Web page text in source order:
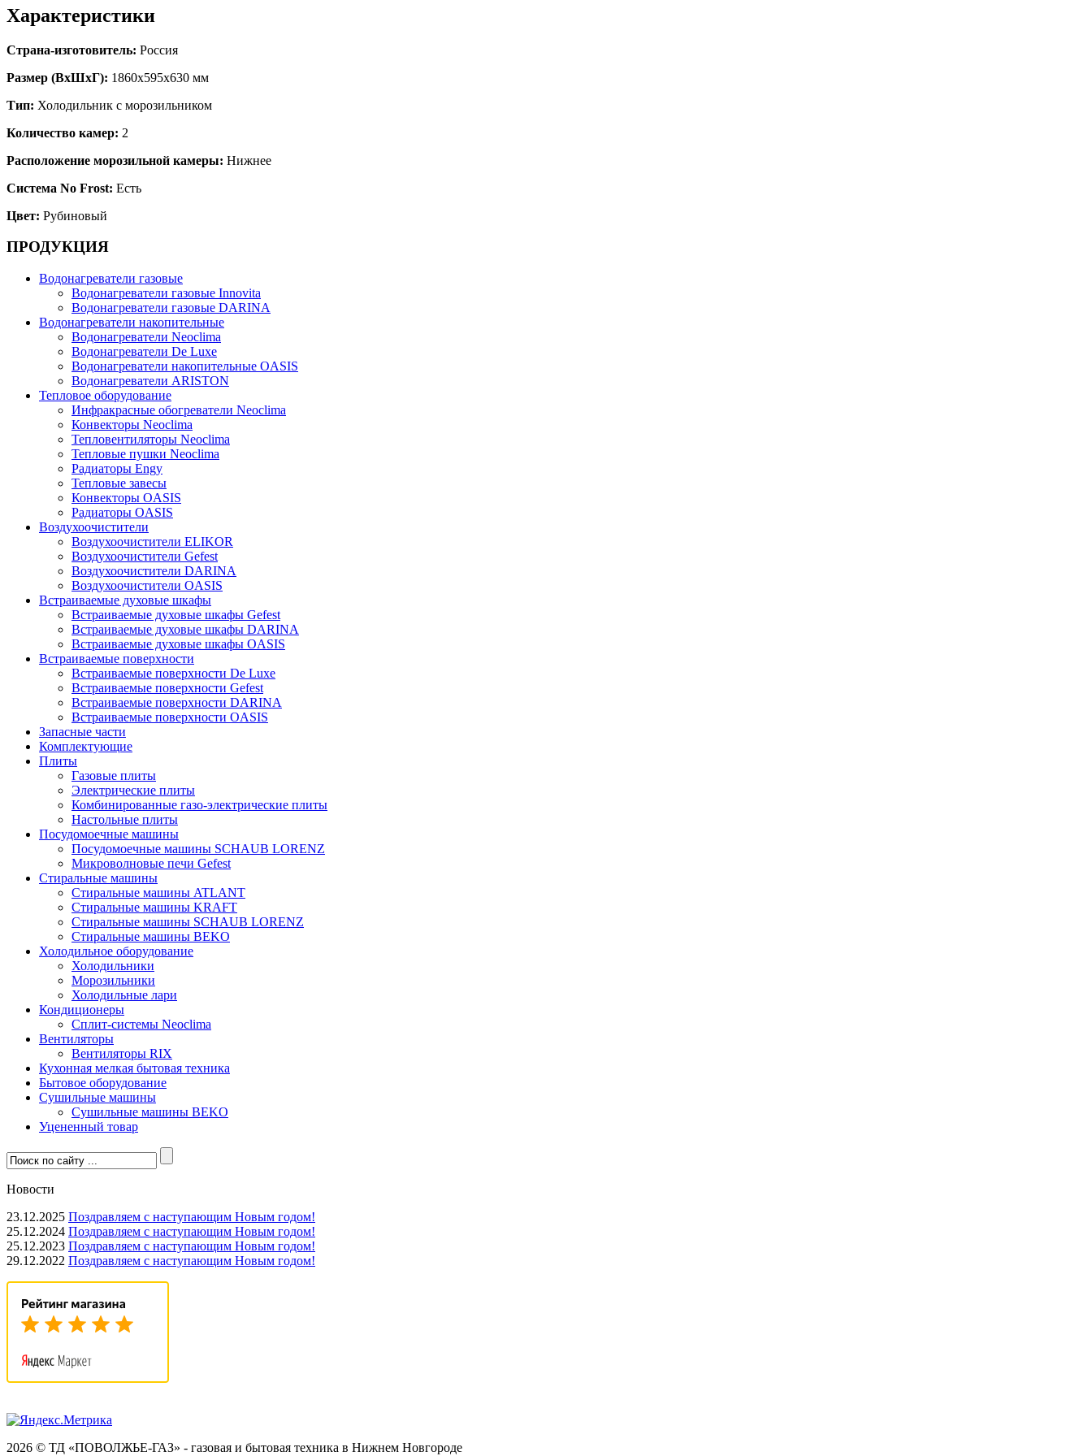
Характеристики
Страна-изготовитель: Россия
Размер (ВхШхГ): 1860х595х630 мм
Тип: Холодильник с морозильником
Количество камер: 2
Расположение морозильной камеры: Нижнее
Система No Frost: Есть
Цвет: Рубиновый
ПРОДУКЦИЯ
Водонагреватели газовые
Водонагреватели газовые Innovita
Водонагреватели газовые DARINA
Водонагреватели накопительные
Водонагреватели Neoclima
Водонагреватели De Luxe
Водонагреватели накопительные OASIS
Водонагреватели ARISTON
Тепловое оборудование
Инфракрасные обогреватели Neoclima
Конвекторы Neoclima
Тепловентиляторы Neoclima
Тепловые пушки Neoclima
Радиаторы Engy
Тепловые завесы
Конвекторы OASIS
Радиаторы OASIS
Воздухоочистители
Воздухоочистители ELIKOR
Воздухоочистители Gefest
Воздухоочистители DARINA
Воздухоочистители OASIS
Встраиваемые духовые шкафы
Встраиваемые духовые шкафы Gefest
Встраиваемые духовые шкафы DARINA
Встраиваемые духовые шкафы OASIS
Встраиваемые поверхности
Встраиваемые поверхности De Luxe
Встраиваемые поверхности Gefest
Встраиваемые поверхности DARINA
Встраиваемые поверхности OASIS
Запасные части
Комплектующие
Плиты
Газовые плиты
Электрические плиты
Комбинированные газо-электрические плиты
Настольные плиты
Посудомоечные машины
Посудомоечные машины SCHAUB LORENZ
Микроволновые печи Gefest
Стиральные машины
Стиральные машины ATLANT
Стиральные машины KRAFT
Стиральные машины SCHAUB LORENZ
Стиральные машины BEKO
Холодильное оборудование
Холодильники
Морозильники
Холодильные лари
Кондиционеры
Сплит-системы Neoclima
Вентиляторы
Вентиляторы RIX
Кухонная мелкая бытовая техника
Бытовое оборудование
Сушильные машины
Сушильные машины BEKO
Уцененный товар
Новости
23.12.2025 Поздравляем с наступающим Новым годом!
25.12.2024 Поздравляем с наступающим Новым годом!
25.12.2023 Поздравляем с наступающим Новым годом!
29.12.2022 Поздравляем с наступающим Новым годом!
2026 © ТД «ПОВОЛЖЬЕ-ГАЗ» - газовая и бытовая техника в Нижнем Новгороде